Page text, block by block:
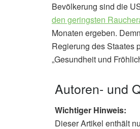
Bevölkerung sind die
den geringsten
Monaten ergeben.
Regierung des Staates
„Gesundheit und
Autoren- und
Wichtiger Hinweis:
Dieser Artikel enthält